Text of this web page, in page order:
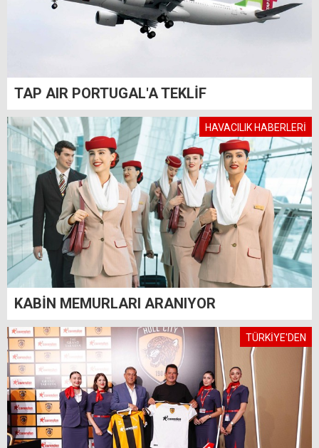
TAP AIR PORTUGAL'A TEKLİF
HAVACILIK HABERLERİ
KABİN MEMURLARI ARANIYOR
TÜRKİYE'DEN